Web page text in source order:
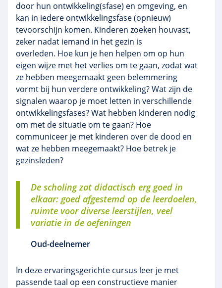
door hun ontwikkeling(sfase) en omgeving, en
kan in iedere ontwikkelingsfase (opnieuw)
tevoorschijn komen. Kinderen zoeken houvast,
zeker nadat iemand in het gezin is
overleden. Hoe kun je hen helpen om op hun
eigen wijze met het verlies om te gaan, zodat wat
ze hebben meegemaakt geen belemmering
vormt bij hun verdere ontwikkeling? Wat zijn de
signalen waarop je moet letten in verschillende
ontwikkelingsfases? Wat hebben kinderen nodig
om met de situatie om te gaan? Hoe
communiceer je met kinderen over de dood en
wat ze hebben meegemaakt? Hoe betrek je
gezinsleden?
De scholing zat didactisch erg goed in
elkaar: goed afgestemd op de leerdoelen,
ruimte voor diverse leerstijlen, veel
variatie in de oefeningen
Oud-deelnemer
In deze ervaringsgerichte cursus leer je met
passende taal op een constructieve manier